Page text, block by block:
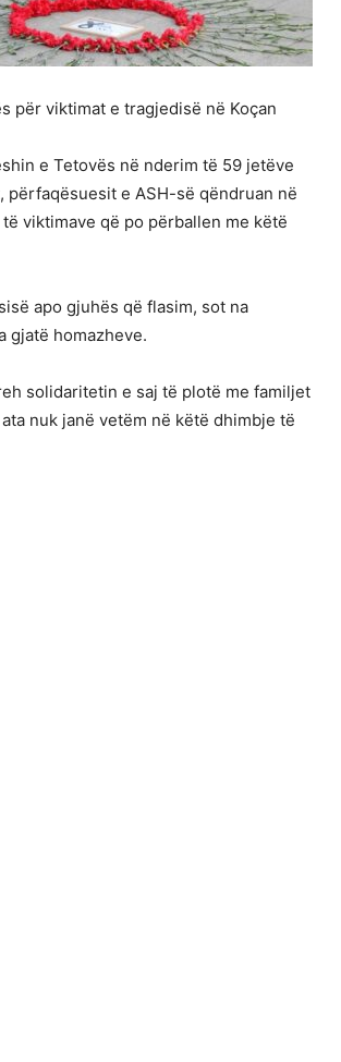
për viktimat e tragjedisë në Koçan
e Tetovës në nderim të 59 jetëve
e ASH-së qëndruan në
viktimave që po përballen me këtë
apo gjuhës që flasim, sot na
gjatë homazheve.
solidaritetin e saj të plotë me familjet
nuk janë vetëm në këtë dhimbje të